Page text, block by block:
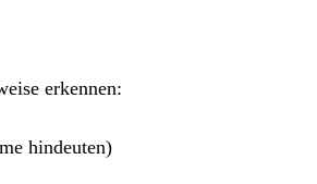
erkennen:
hindeuten)